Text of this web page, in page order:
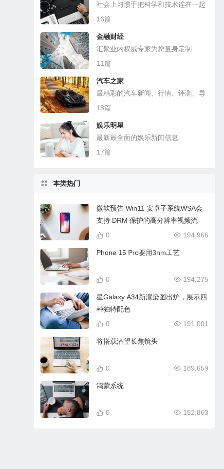
社会上习惯于把科学和技术连在一起
16篇
金融财经
汇聚业内权威专家为您量身定制
11篇
汽车之家
最精彩的汽车新闻、行情、评测、导
购
18篇
娱乐明星
最新最全面的娱乐新闻信息
17篇
本类热门
微软预告 Win11 安卓子系统WSA会
支持 DRM 保护的高分辨率视频流
194,966
0
Phone 15 Pro要用3nm工艺
194,275
0
星Galaxy A34新渲染图出炉，展示四
种独特配色
191,001
0
将搭载潜望长焦镜头
189,659
0
鸿蒙系统
152,863
0